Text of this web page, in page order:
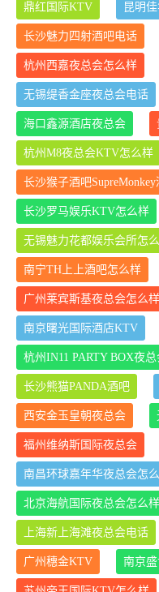
鼎红国际KTV 昆明
长沙魅力四射酒吧电话
杭州西嘉夜总会怎么样
无锡缇香金座夜总会电话
海口鑫源酒店夜总会
杭州M8夜总会KTV怎么样
长沙猴子酒吧
长沙罗马娱乐KTV怎么样
无锡魅力花都娱乐会所怎
南宁TH上上酒吧怎么样
广州莱宾斯基夜总会怎么样
南京曙光国际酒店KTV
杭州IN11 PARTY BOX夜总
长沙熊猫PANDA酒吧
西安金玉皇朝夜总会
福州维纳斯国际夜总会
南昌环球嘉年华夜总会怎
北京海航国际夜总会怎么样
上海新上海滩夜总会电话
广州穗金KTV 南京